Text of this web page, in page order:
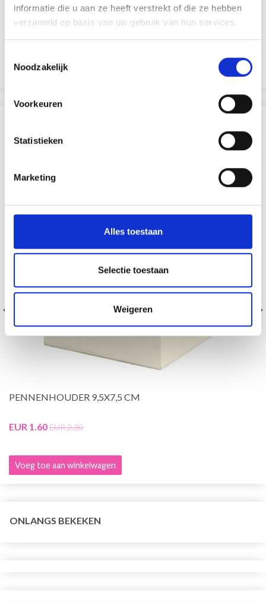
informatie die u aan ze heeft verstrekt of die ze hebben
verzameld op basis van uw gebruik van hun services.
Noodzakelijk
Voorkeuren
Statistieken
Marketing
Alles toestaan
Selectie toestaan
Weigeren
EUR 2.30
Voeg toe aan winkelwagen
PENNENHOUDER 9,5X7,5 CM
EUR 1.60EUR 2.30
Voeg toe aan winkelwagen
ONLANGS BEKEKEN